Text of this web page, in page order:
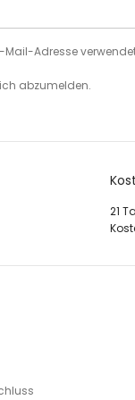
Mail-Adresse
abzumelden.
21